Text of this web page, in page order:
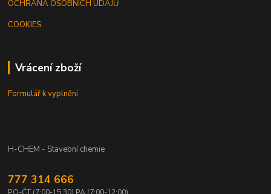
OCHRANA OSOBNÍCH ÚDAJŮ
COOKIES
Vrácení zboží
Formulář k vyplnění
H-CHEM - Stavební chemie
777 314 666